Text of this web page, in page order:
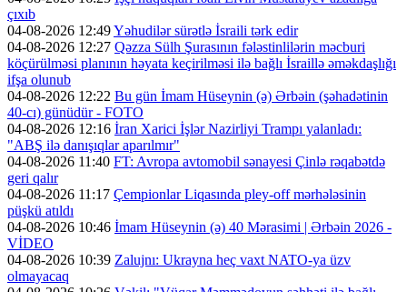
çıxıb
04-08-2026 12:49Yəhudilər sürətlə İsraili tərk edir
04-08-2026 12:27 Qəzza Sülh Şurasının fələstinlilərin məcburi
köçürülməsi planının həyata keçirilməsi ilə bağlı İsraillə əməkdaşlığı
ifşa olunub
04-08-2026 12:22 Bu gün İmam Hüseynin (ə) Ərbəin (şəhadətinin
40-cı) günüdür - FOTO
04-08-2026 12:16 İran Xarici İşlər Nazirliyi Trampı yalanladı:
"ABŞ ilə danışıqlar aparılmır"
04-08-2026 11:40 FT: Avropa avtomobil sənayesi Çinlə rəqabətdə
geri qalır
04-08-2026 11:17 Çempionlar Liqasında pley-off mərhələsinin
püşkü atıldı
04-08-2026 10:46 İmam Hüseynin (ə) 40 Mərasimi | Ərbəin 2026 -
VİDEO
04-08-2026 10:39 Zalujnı: Ukrayna heç vaxt NATO-ya üzv
olmayacaq